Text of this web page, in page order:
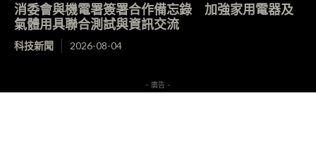
消委會與機電署簽署合作備忘錄 加強家用電器及
氣體用具聯合測試與資訊交流
科技新聞 2026-08-04
- 廣告 -